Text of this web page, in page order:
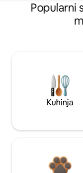
Popularni
Kuhinja